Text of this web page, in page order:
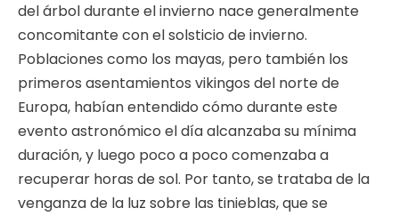
del árbol durante el invierno nace generalmente
concomitante con el solsticio de invierno.
Poblaciones como los mayas, pero también los
primeros asentamientos vikingos del norte de
Europa, habían entendido cómo durante este
evento astronómico el día alcanzaba su mínima
duración, y luego poco a poco comenzaba a
recuperar horas de sol. Por tanto, se trataba de la
venganza de la luz sobre las tinieblas, que se